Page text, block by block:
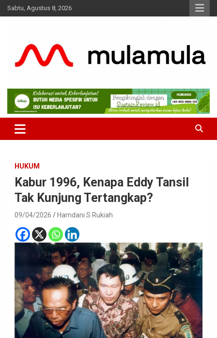
Skip
to
Sabtu, Agustus 8, 2026
MulaMula
Medianya para Gen Z
HUKUM
Kabur 1996, Kenapa Eddy Tansil
Tak Kunjung Tertangkap?
09/04/2026 Hamdani S Rukiah